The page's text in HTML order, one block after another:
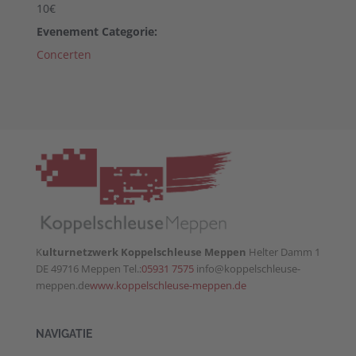
10€
Evenement Categorie:
Concerten
Kulturnetzwerk Koppelschleuse Meppen Helter Damm 1
DE 49716 Meppen Tel.:05931 7575info@koppelschleuse-
meppen.dewww.koppelschleuse-meppen.de
NAVIGATIE